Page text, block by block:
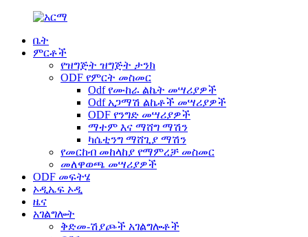
ቤት
ምርቶች
የዝግጅት ዝግጅት ታንክ
ODF የምርት መስመር
Odf የሙከራ ልኬት መሣሪያዎች
Odf አጋማሽ ልኬቶች መሣሪያዎች
ODF የንግድ መሣሪያዎች
ማተም እና ማሸግ ማሽን
ካሴቲንግ ማሸጊያ ማሽን
የመርከብ መከላከያ የማምረቻ መስመር
መለዋወጫ መሣሪያዎች
ODF መፍትሄ
ኦዲኤፍ ኦዲ
ዜና
አገልግሎት
ቅድመ-ሽያጮች አገልግሎቶች